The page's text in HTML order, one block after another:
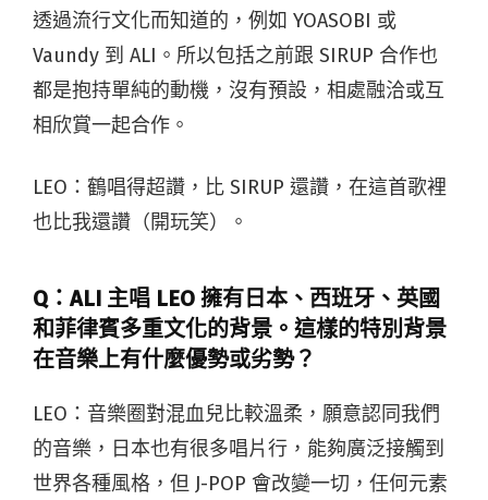
透過流行文化而知道的，例如 YOASOBI 或
Vaundy 到 ALI。所以包括之前跟 SIRUP 合作也
都是抱持單純的動機，沒有預設，相處融洽或互
相欣賞一起合作。
LEO：鶴唱得超讚，比 SIRUP 還讚，在這首歌裡
也比我還讚（開玩笑）。
Q： ALI 主唱 LEO 擁有日本、西班牙、英國
和菲律賓多重文化的背景。這樣的特別背景
在音樂上有什麼優勢或劣勢？
LEO：音樂圈對混血兒比較溫柔，願意認同我們
的音樂，日本也有很多唱片行，能夠廣泛接觸到
世界各種風格，但 J-POP 會改變一切，任何元素